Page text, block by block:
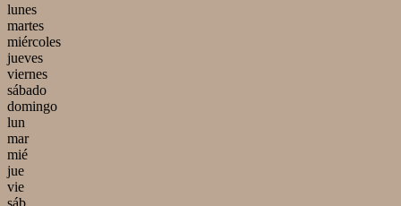
lunes
martes
miércoles
jueves
viernes
sábado
domingo
lun
mar
mié
jue
vie
sáb